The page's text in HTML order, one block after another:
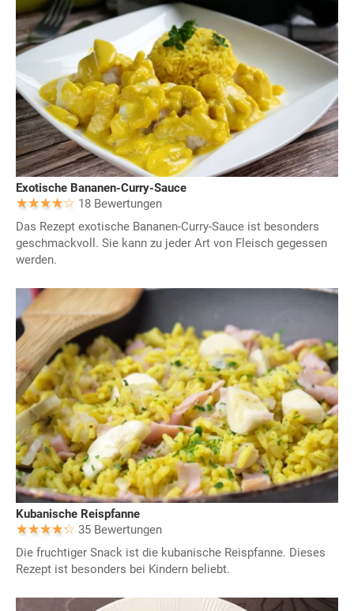
Exotische Bananen-Curry-Sauce
18 Bewertungen
Das Rezept exotische Bananen-Curry-Sauce ist besonders
geschmackvoll. Sie kann zu jeder Art von Fleisch gegessen
werden.
Kubanische Reispfanne
35 Bewertungen
Die fruchtiger Snack ist die kubanische Reispfanne. Dieses
Rezept ist besonders bei Kindern beliebt.